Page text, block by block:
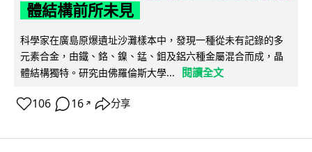
體結構前所未見
科學家在廣島原爆遺址沙灘樣本中，發現一種從未有記錄的多
元素合金，由鐵、鉻、鎳、錳、鉬及鋁六種金屬混合而成，晶
體結構獨特。研究由佛羅倫斯大學...
閱讀全文
106 16 ↗ 分享